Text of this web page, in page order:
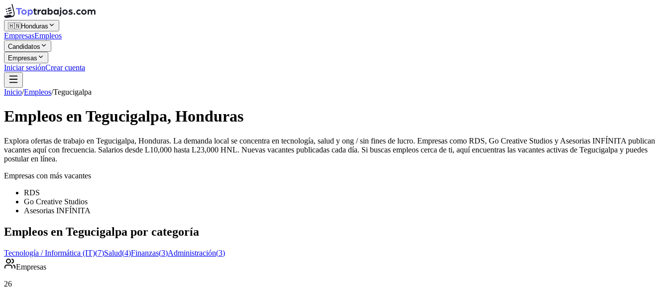
🇭🇳Honduras
EmpresasEmpleos
Candidatos
Empresas
Iniciar sesiónCrear cuenta
Inicio/Empleos/Tegucigalpa
Empleos en Tegucigalpa, Honduras
Explora ofertas de trabajo en Tegucigalpa, Honduras. La demanda local se concentra en tecnología, salud y ong / sin fines de lucro. Empresas como RDS, Go Creative Studios y Asesorias INFÍNITA publican
vacantes aquí con frecuencia. Salarios desde L10,000 hasta L23,000 HNL. Nuevas vacantes publicadas cada día. Si buscas empleos cerca de ti, aquí encuentras las vacantes activas de Tegucigalpa y puedes
postular en línea.
Empresas con más vacantes
RDS
Go Creative Studios
Asesorias INFÍNITA
Empleos en Tegucigalpa por categoría
Tecnología / Informática (IT)(7)Salud(4)Finanzas(3)Administración(3)
Empresas
26